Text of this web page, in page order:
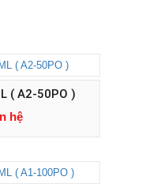
( A2-50PO )
hệ